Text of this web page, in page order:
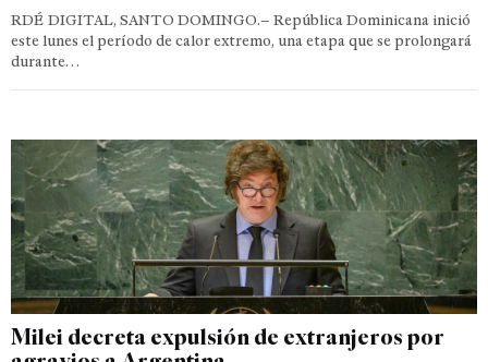
RDÉ DIGITAL, SANTO DOMINGO.– República Dominicana inició
este lunes el período de calor extremo, una etapa que se prolongará
durante…
Milei decreta expulsión de extranjeros por